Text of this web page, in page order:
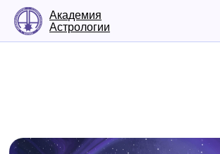
Академия
Астрологии